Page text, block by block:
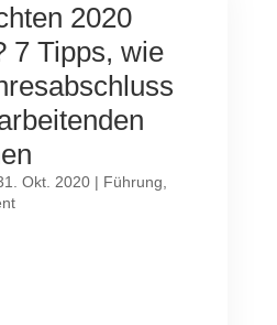
2020
7 Tipps, wie
Okt. 2020| Führung,